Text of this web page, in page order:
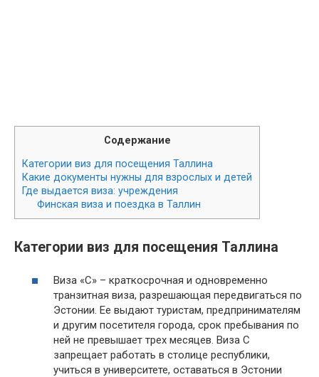
Содержание
Категории виз для посещения Таллина
Какие документы нужны для взрослых и детей
Где выдается виза: учреждения
Финская виза и поездка в Таллин
Категории виз для посещения Таллина
Виза «С» – краткосрочная и одновременно
транзитная виза, разрешающая передвигаться по
Эстонии. Ее выдают туристам, предпринимателям
и другим посетителя города, срок пребывания по
ней не превышает трех месяцев. Виза С
запрещает работать в столице республики,
учиться в университете, оставаться в Эстонии